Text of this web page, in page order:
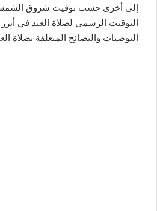
إلى أخرى حسب توقيت شروق
التوقيت الرسمي لصلاة العيد في
التوصيات والنصائح المتعلقة بصلاة